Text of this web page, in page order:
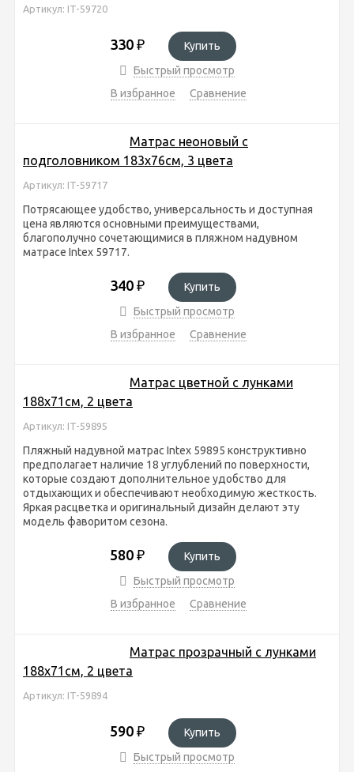
Артикул: IT-59720
330 ₽
Купить
Быстрый просмотр
В избранное
Сравнение
Матрас неоновый с
подголовником 183х76см, 3 цвета
Артикул: IT-59717
Потрясающее удобство, универсальность и доступная
цена являются основными преимуществами,
благополучно сочетающимися в пляжном надувном
матрасе Intex 59717.
340 ₽
Купить
Быстрый просмотр
В избранное
Сравнение
Матрас цветной с лунками
188х71см, 2 цвета
Артикул: IT-59895
Пляжный надувной матрас Intex 59895 конструктивно
предполагает наличие 18 углублений по поверхности,
которые создают дополнительное удобство для
отдыхающих и обеспечивают необходимую жесткость.
Яркая расцветка и оригинальный дизайн делают эту
модель фаворитом сезона.
580 ₽
Купить
Быстрый просмотр
В избранное
Сравнение
Матрас прозрачный с лунками
188х71см, 2 цвета
Артикул: IT-59894
590 ₽
Купить
Быстрый просмотр